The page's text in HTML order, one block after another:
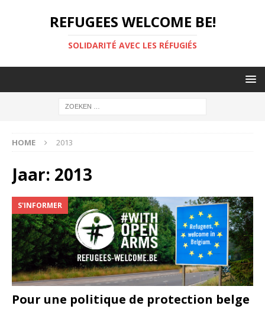
REFUGEES WELCOME BE!
SOLIDARITÉ AVEC LES RÉFUGIÉS
HOME 2013
Jaar: 2013
S'INFORMER
Pour une politique de protection belge